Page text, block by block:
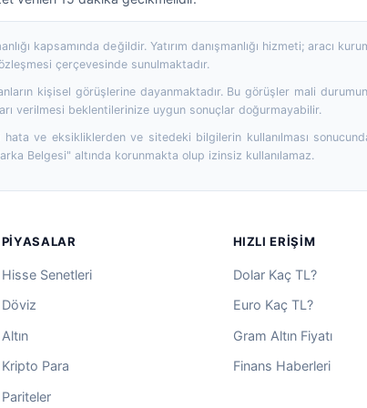
kapsamında değildir. Yatırım danışmanlığı hizmeti; aracı
çerçevesinde sunulmaktadır.
kişisel görüşlerine dayanmaktadır. Bu görüşler mali
verilmesi beklentilerinize uygun sonuçlar doğurmayabilir.
ve eksikliklerden ve sitedeki bilgilerin kullanılması
Belgesi" altında korunmakta olup izinsiz kullanılamaz.
PIYASALAR
Hisse Senetleri
Döviz
Altın
Kripto Para
Pariteler
HIZLI ERIŞIM
Dolar Kaç TL?
Euro Kaç TL?
Gram Altın Fiyatı
Finans Haberleri